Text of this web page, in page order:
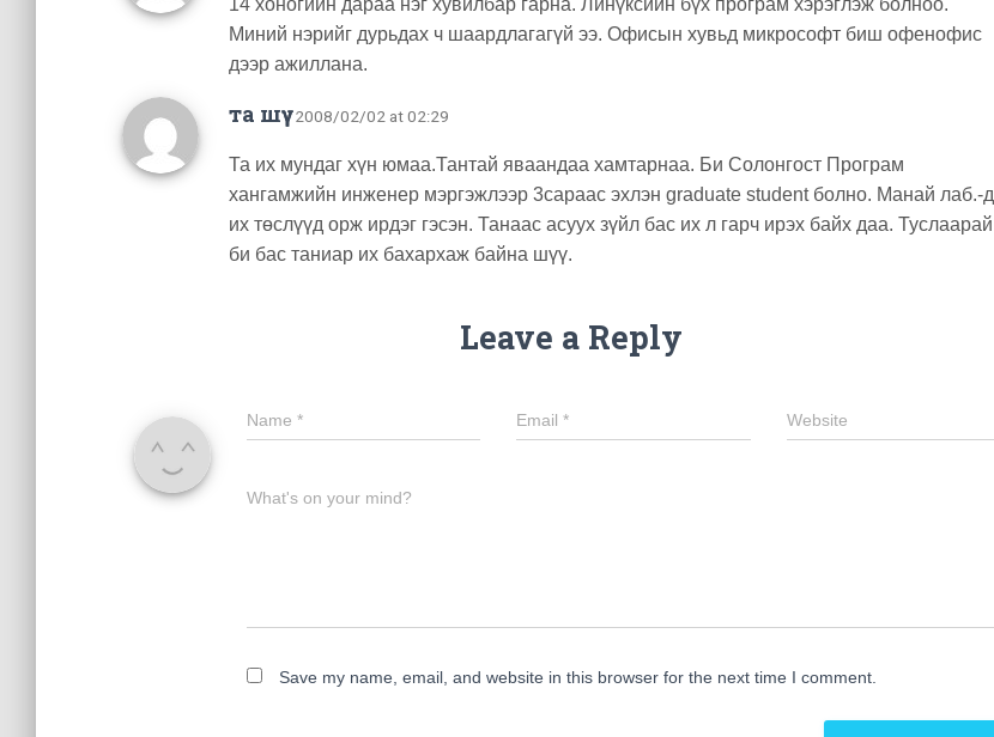
14 хоногийн дараа нэг хувилбар гарна. Линүксийн бүх програм хэрэглэж болноо.
Миний нэрийг дурьдах ч шаардлагагүй ээ. Офисын хувьд микрософт биш офенофис
дээр ажиллана.
та шүү· 2008/02/02 at 02:29
Та их мундаг хүн юмаа.Тантай яваандаа хамтарнаа. Би Солонгост Програм
хангамжийн инженер мэргэжлээр 3сараас эхлэн graduate student болно. Манай лаб.-д
их төслүүд орж ирдэг гэсэн. Танаас асуух зүйл бас их л гарч ирэх байх даа. Туслаарай
би бас таниар их бахархаж байна шүү.
Leave a Reply
Name * Email* Website
What's on your mind?
Save my name, email, and website in this browser for the next time I comment.